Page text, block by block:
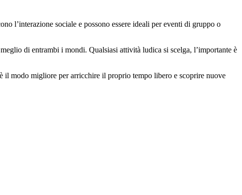
l’interazione sociale e possono essere ideali per eventi di gruppo o
di entrambi i mondi. Qualsiasi attività ludica si scelga, l’importante è
il modo migliore per arricchire il proprio tempo libero e scoprire nuove